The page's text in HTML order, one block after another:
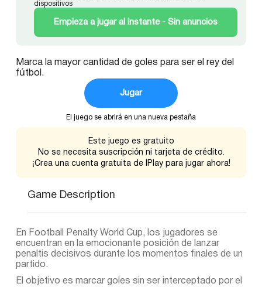
dispositivos
Empieza a jugar al instante - Sin anuncios
Marca la mayor cantidad de goles para ser el rey del
fútbol.
Jugar
El juego se abrirá en una nueva pestaña
Este juego es gratuito
No se necesita suscripción ni tarjeta de crédito.
¡Crea una cuenta gratuita de IPlay para jugar ahora!
Game Description
En Football Penalty World Cup, los jugadores se
encuentran en la emocionante posición de lanzar
penaltis decisivos durante los momentos finales de un
partido.
El objetivo es marcar goles sin ser interceptado por el